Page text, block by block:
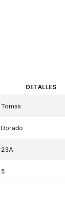
DETALLES
Tomas
Dorado
23A
5